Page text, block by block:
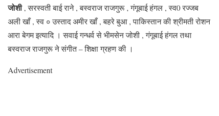
जोशी, सरस्वती बाई राने , बस्वराज राजगुरू , गंगूबाई हंगल , स्व0 रज्जब
अली खाँ , स्व ० उस्ताद अमीर खाँ , बहरे बुआ , पाकिस्तान की श्रीमती रोशन
आरा बेगम इत्यादि । सवाई गन्धर्व से भीमसेन जोशी , गंगूबाई हंगल तथा
बस्वराज राजगुरू ने संगीत – शिक्षा ग्रहण की ।
Advertisement